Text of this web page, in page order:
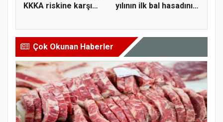
KKKA riskine karşı
yılının ilk bal hasadını
Çok Okunan Haberler